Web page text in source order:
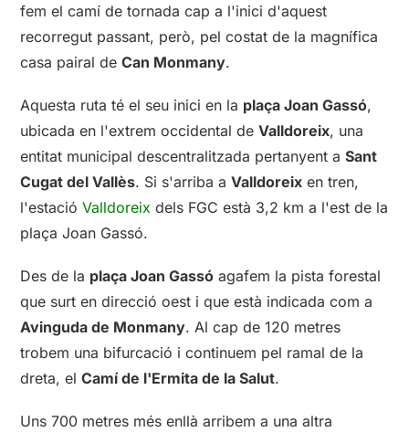
fem el camí de tornada cap a l'inici d'aquest
recorregut passant, però, pel costat de la magnífica
casa pairal de Can Monmany.
Aquesta ruta té el seu inici en la plaça Joan Gassó,
ubicada en l'extrem occidental de Valldoreix, una
entitat municipal descentralitzada pertanyent a Sant
Cugat del Vallès. Si s'arriba a Valldoreix en tren,
l'estació Valldoreix dels FGC està 3,2 km a l'est de la
plaça Joan Gassó.
Des de la plaça Joan Gassó agafem la pista forestal
que surt en direcció oest i que està indicada com a
Avinguda de Monmany. Al cap de 120 metres
trobem una bifurcació i continuem pel ramal de la
dreta, el Camí de l'Ermita de la Salut.
Uns 700 metres més enllà arribem a una altra